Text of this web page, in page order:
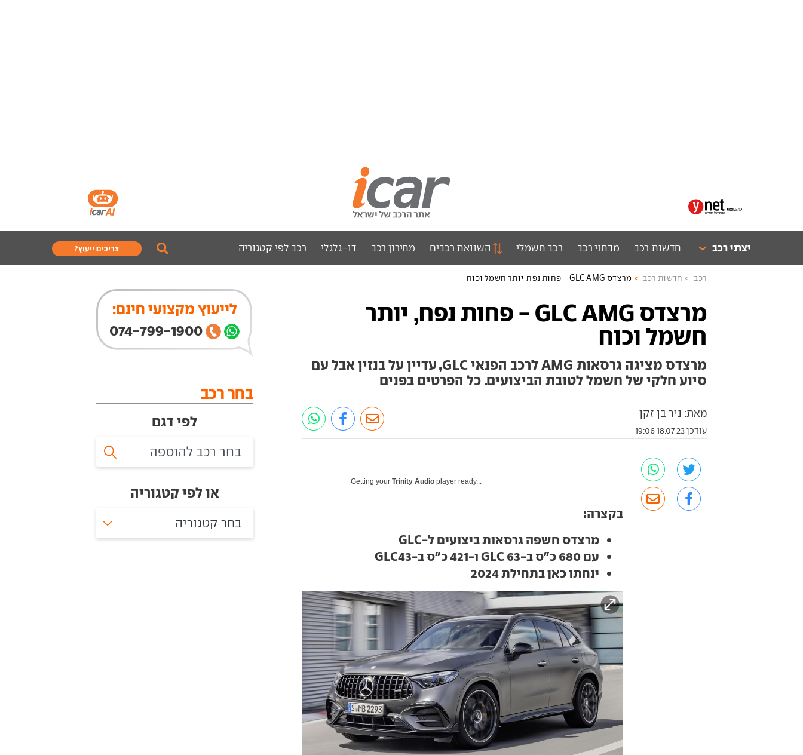
יצרני רכב חדשות רכב מבחני רכב רכב חשמלי השוואת רכבים מחירון רכב דו-גלגלי רכב לפי קטגוריה צריכים ייעוץ?
רכב חדשות רכב מרצדס GLC AMG - פחות נפח, יותר חשמל וכוח
מרצדס GLC AMG - פחות נפח, יותר
חשמל וכוח
מרצדס מציגה גרסאות AMG לרכב הפנאי GLC, עדיין על בנזין אבל עם
סיוע חלקי של חשמל לטובת הביצועים. כל הפרטים בפנים
מאת: ניר בן זקן
עודכן 18.07.23 19:06
Getting yourTrinity Audio player ready...
בקצרה:
מרצדס חשפה גרסאות ביצועים ל-GLC
עם 680 כ"ס ב-GLC 63 ו-421 כ"ס ב-GLC43
ינחתו כאן בתחילת 2024
לייעוץ מקצועי חינם:
074-799-1900
בחר רכב
לפי דגם
או לפי קטגוריה
בחר קטגוריה